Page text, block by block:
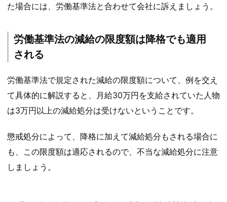
た場合には、労働基準法と合わせて会社に訴えましょう。
労働基準法の減給の限度額は降格でも適用
される
労働基準法で規定された減給の限度額について、例を交え
て具体的に解説すると、月給30万円を支給されていた人物
は3万円以上の減給処分は受けないということです。
懲戒処分によって、降格に加えて減給処分もされる場合に
も、この限度額は適応されるので、不当な減給処分に注意
しましょう。